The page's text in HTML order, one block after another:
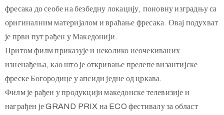
фресака до сеобе на безбедну локацију, поновну изградњу са
оригиналним материјалом и враћање фресака. Овај подухват
је први пут рађен у Македонији.
Притом филм приказује и неколико неочекиваних
изненађења, као што је откривање прелепе византијске
фреске Богородице у апсиди једне од цркава.
Филм је рађен у продукцији македонске телевизије и
награђен је GRAND PRIX на ECO фестивалу за област